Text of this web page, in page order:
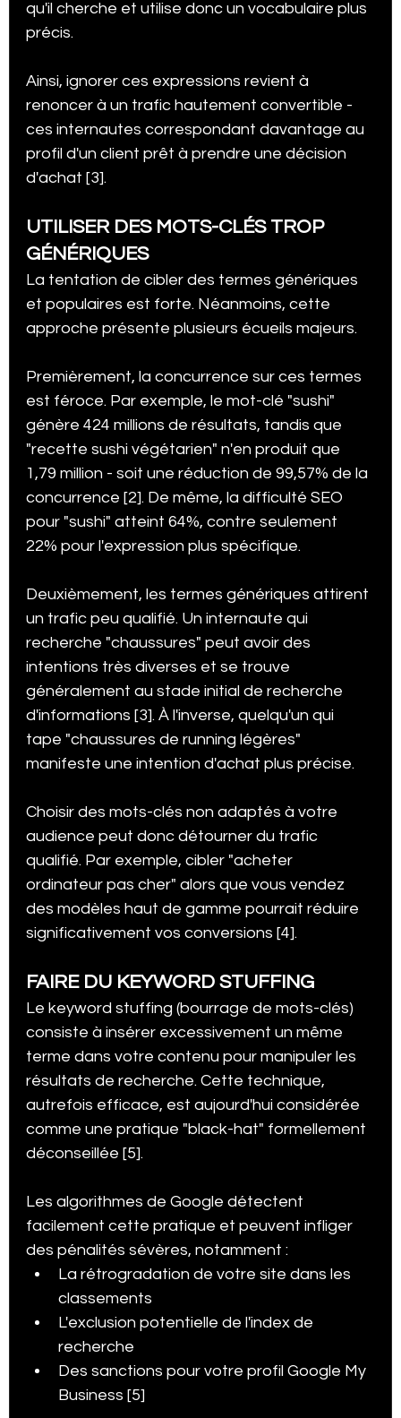
qu'il cherche et utilise donc un vocabulaire plus
précis.
Ainsi, ignorer ces expressions revient à
renoncer à un trafic hautement convertible -
ces internautes correspondant davantage au
profil d'un client prêt à prendre une décision
d'achat [3].
UTILISER DES MOTS-CLÉS TROP
GÉNÉRIQUES
La tentation de cibler des termes génériques
et populaires est forte. Néanmoins, cette
approche présente plusieurs écueils majeurs.
Premièrement, la concurrence sur ces termes
est féroce. Par exemple, le mot-clé "sushi"
génère 424 millions de résultats, tandis que
"recette sushi végétarien" n'en produit que
1,79 million - soit une réduction de 99,57% de la
concurrence [2]. De même, la difficulté SEO
pour "sushi" atteint 64%, contre seulement
22% pour l'expression plus spécifique.
Deuxièmement, les termes génériques attirent
un trafic peu qualifié. Un internaute qui
recherche "chaussures" peut avoir des
intentions très diverses et se trouve
généralement au stade initial de recherche
d'informations [3]. À l'inverse, quelqu'un qui
tape "chaussures de running légères"
manifeste une intention d'achat plus précise.
Choisir des mots-clés non adaptés à votre
audience peut donc détourner du trafic
qualifié. Par exemple, cibler "acheter
ordinateur pas cher" alors que vous vendez
des modèles haut de gamme pourrait réduire
significativement vos conversions [4].
FAIRE DU KEYWORD STUFFING
Le keyword stuffing (bourrage de mots-clés)
consiste à insérer excessivement un même
terme dans votre contenu pour manipuler les
résultats de recherche. Cette technique,
autrefois efficace, est aujourd'hui considérée
comme une pratique "black-hat" formellement
déconseillée [5].
Les algorithmes de Google détectent
facilement cette pratique et peuvent infliger
des pénalités sévères, notamment :
La rétrogradation de votre site dans les
classements
L'exclusion potentielle de l'index de
recherche
Des sanctions pour votre profil Google My
Business [5]